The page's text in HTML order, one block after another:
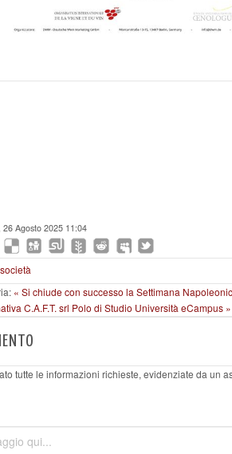
26 Agosto 2025 11:04
« Si chiude con successo la Settimana
C.A.F.T. srl Polo di Studio Università eCampus »
tutte le informazioni richieste, evidenziate da un